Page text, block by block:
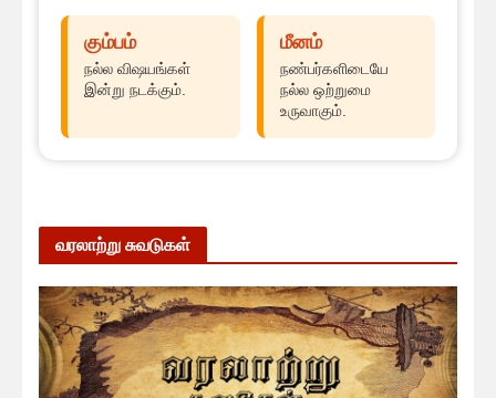
கும்பம்
நல்ல விஷயங்கள்
இன்று நடக்கும்.
மீனம்
நண்பர்களிடையே
நல்ல ஒற்றுமை
உருவாகும்.
வரலாற்று சுவடுகள்